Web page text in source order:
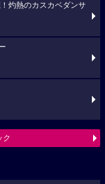
灼熱のカスカベダンサ
ク